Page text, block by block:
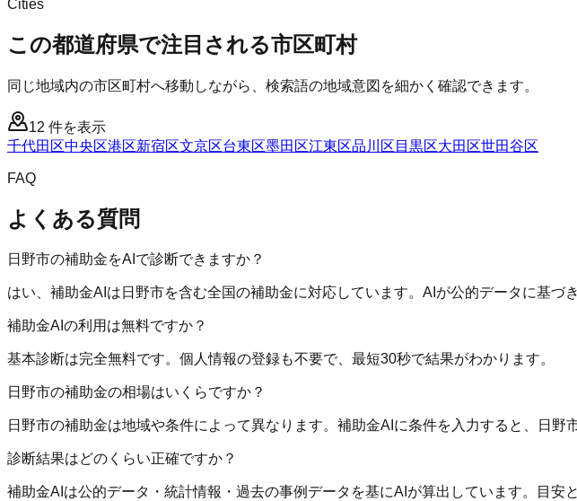
Cities
この都道府県で注目される市区町村
同じ地域内の市区町村へ移動しながら、検索語の地域意図を細かく確認できます。
12 件を表示
千代田区中央区港区新宿区文京区台東区墨田区江東区品川区 目黒区大田区世田谷区
FAQ
よくある質問
日野市の補助金をAIで診断できますか？
はい、補助金AIは日野市を含む全国の補助金に対応しています。AIが公的データに基づ
補助金AIの利用は無料ですか？
基本診断は完全無料です。個人情報の登録も不要で、最短30秒で結果がわかります。
日野市の補助金の相場はいくらですか？
日野市の補助金は地域や条件によって異なります。補助金AIに条件を入力すると、日野
診断結果はどのくらい正確ですか？
補助金AIは公的データ・統計情報・過去の事例データを基にAIが算出しています。目安